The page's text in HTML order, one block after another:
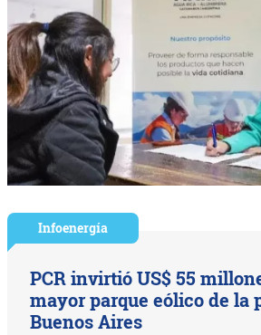
Infoenergía
PCR invirtió US$ 55
mayor parque eólico de la
Buenos Aires